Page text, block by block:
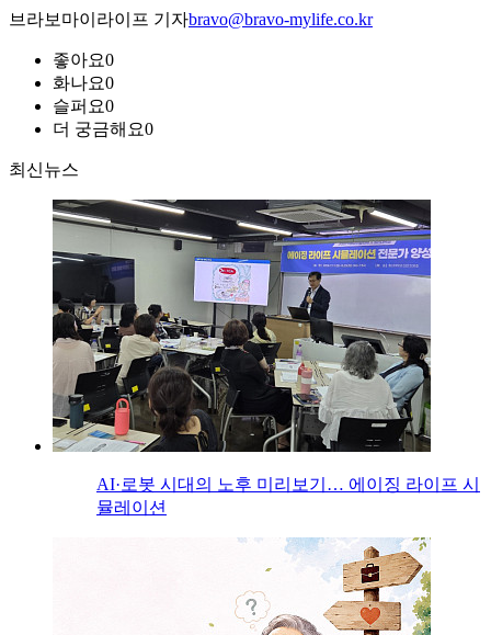
브라보마이라이프 기자bravo@bravo-mylife.co.kr
좋아요0
화나요0
슬퍼요0
더 궁금해요0
최신뉴스
AI·로봇 시대의 노후 미리보기… 에이징 라이프 시
뮬레이션